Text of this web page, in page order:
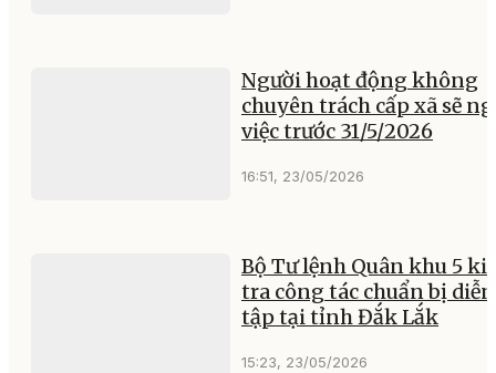
Người hoạt động không
chuyên trách cấp xã sẽ
việc trước 31/5/2026
16:51, 23/05/2026
Bộ Tư lệnh Quân khu 5
tra công tác chuẩn bị diễn
tập tại tỉnh Đắk Lắk
15:23, 23/05/2026